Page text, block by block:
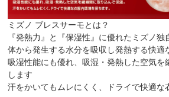
ミズノ ブレスサーモとは？
『発熱力』と『保湿性』に優れたミズノ独
体から発生する水分を吸収し発熱する快適
吸湿性能にも優れ、吸湿・発熱した空気を
します
汗をかいてもムレにくく、ドライで快適な